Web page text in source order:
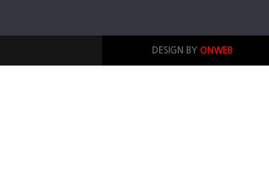
DESIGN BY ONWEB